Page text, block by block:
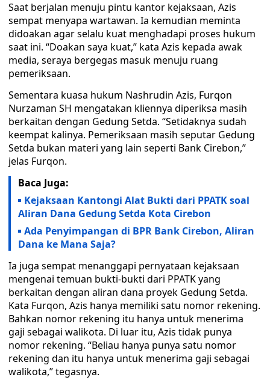
Saat berjalan menuju pintu kantor kejaksaan, Azis
sempat menyapa wartawan. Ia kemudian meminta
didoakan agar selalu kuat menghadapi proses hukum
saat ini. “Doakan saya kuat,” kata Azis kepada awak
media, seraya bergegas masuk menuju ruang
pemeriksaan.
Sementara kuasa hukum Nashrudin Azis, Furqon
Nurzaman SH mengatakan kliennya diperiksa masih
berkaitan dengan Gedung Setda. “Setidaknya sudah
keempat kalinya. Pemeriksaan masih seputar Gedung
Setda bukan materi yang lain seperti Bank Cirebon,”
jelas Furqon.
Baca Juga:
Kejaksaan Kantongi Alat Bukti dari PPATK soal
Aliran Dana Gedung Setda Kota Cirebon
Ada Penyimpangan di BPR Bank Cirebon, Aliran
Dana ke Mana Saja?
Ia juga sempat menanggapi pernyataan kejaksaan
mengenai temuan bukti-bukti dari PPATK yang
berkaitan dengan aliran dana proyek Gedung Setda.
Kata Furqon, Azis hanya memiliki satu nomor rekening.
Bahkan nomor rekening itu hanya untuk menerima
gaji sebagai walikota. Di luar itu, Azis tidak punya
nomor rekening. “Beliau hanya punya satu nomor
rekening dan itu hanya untuk menerima gaji sebagai
walikota,” tegasnya.